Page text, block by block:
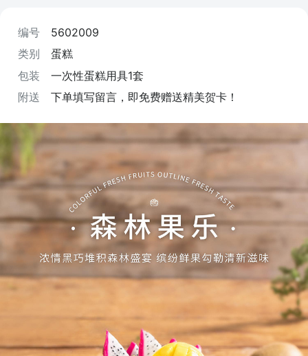
编号
5602009
类别
蛋糕
包装
一次性蛋糕用具1套
附送
下单填写留言，即免费赠送精美贺卡！